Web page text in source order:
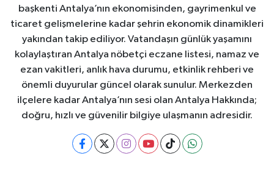
başkenti Antalya’nın ekonomisinden, gayrimenkul ve
ticaret gelişmelerine kadar şehrin ekonomik dinamikleri
yakından takip ediliyor. Vatandaşın günlük yaşamını
kolaylaştıran Antalya nöbetçi eczane listesi, namaz ve
ezan vakitleri, anlık hava durumu, etkinlik rehberi ve
önemli duyurular güncel olarak sunulur. Merkezden
ilçelere kadar Antalya’nın sesi olan Antalya Hakkında;
doğru, hızlı ve güvenilir bilgiye ulaşmanın adresidir.